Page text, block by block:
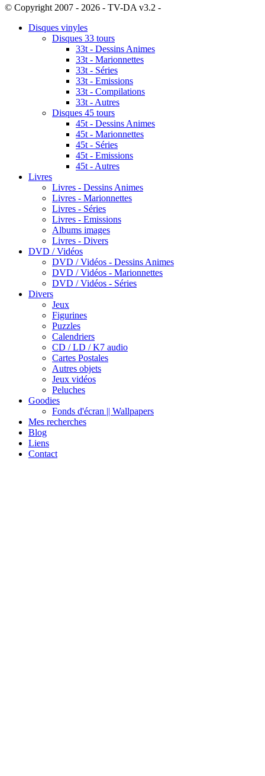
© Copyright 2007 - 2026 - TV-DA v3.2 -
Disques vinyles
Disques 33 tours
33t - Dessins Animes
33t - Marionnettes
33t - Séries
33t - Emissions
33t - Compilations
33t - Autres
Disques 45 tours
45t - Dessins Animes
45t - Marionnettes
45t - Séries
45t - Emissions
45t - Autres
Livres
Livres - Dessins Animes
Livres - Marionnettes
Livres - Séries
Livres - Emissions
Albums images
Livres - Divers
DVD / Vidéos
DVD / Vidéos - Dessins Animes
DVD / Vidéos - Marionnettes
DVD / Vidéos - Séries
Divers
Jeux
Figurines
Puzzles
Calendriers
CD / LD / K7 audio
Cartes Postales
Autres objets
Jeux vidéos
Peluches
Goodies
Fonds d'écran || Wallpapers
Mes recherches
Blog
Liens
Contact